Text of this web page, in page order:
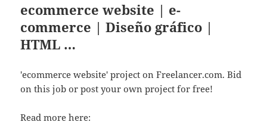
ecommerce website | e-
commerce | Diseño gráfico |
HTML …
'ecommerce website' project on Freelancer.com. Bid
on this job or post your own project for free!
Read more here: